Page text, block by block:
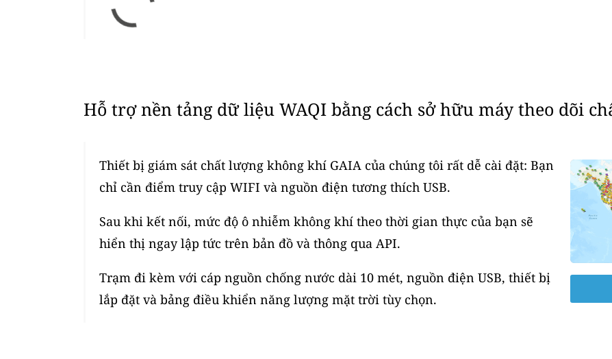
Hỗ trợ nền tảng dữ liệu WAQI bằng cách sở hữu máy theo dõi
Thiết bị giám sát chất lượng không khí GAIA của chúng tôi rất dễ cài đặt: Bạn
chỉ cần điểm truy cập WIFI và nguồn điện tương thích USB.
Sau khi kết nối, mức độ ô nhiễm không khí theo thời gian thực của bạn sẽ
hiển thị ngay lập tức trên bản đồ và thông qua API.
Trạm đi kèm với cáp nguồn chống nước dài 10 mét, nguồn điện USB, thiết bị
lắp đặt và bảng điều khiển năng lượng mặt trời tùy chọn.